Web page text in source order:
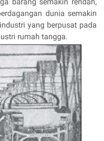
dunia semakin
yang berpusat pada
rumah tangga.